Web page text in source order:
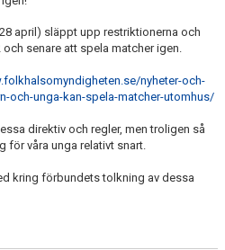
april) släppt upp restriktionerna och
senare att spela matcher igen.
nyheter-och-
och-unga-kan-spela-matcher-utomhus/
direktiv och regler, men troligen så
för våra unga relativt snart.
kring förbundets tolkning av dessa